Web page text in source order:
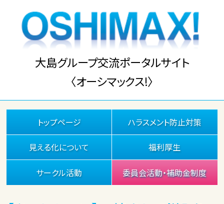
大島グループ交流ポータルサイト
〈オーシマックス!〉
トップページ ハラスメント防止対策
見える化について 福利厚生
サークル活動 委員会活動・補助金制度